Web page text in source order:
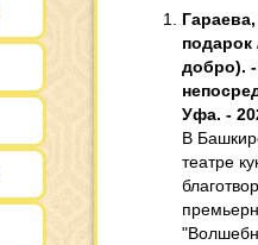
подарок
добро). -
Уфа. -
В
театре